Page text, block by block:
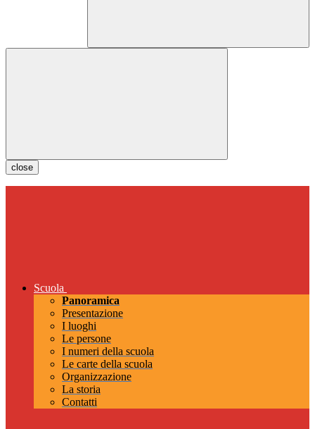
close
Scuola
Panoramica
Presentazione
I luoghi
Le persone
I numeri della scuola
Le carte della scuola
Organizzazione
La storia
Contatti